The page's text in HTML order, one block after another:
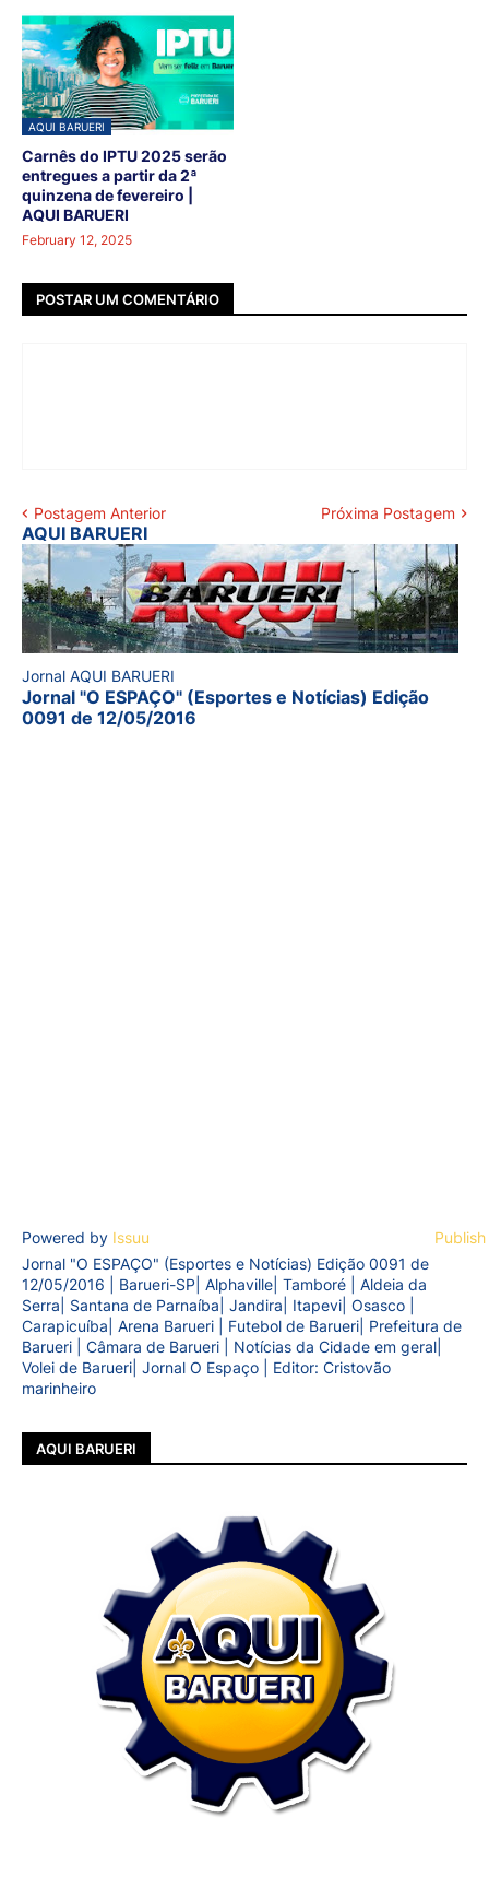
AQUI BARUERI
Carnês do IPTU 2025 serão
entregues a partir da 2ª
quinzena de fevereiro |
AQUI BARUERI
February 12, 2025
POSTAR UM COMENTÁRIO
Postagem Anterior Próxima Postagem
AQUI BARUERI
Jornal AQUI BARUERI
Jornal "O ESPAÇO" (Esportes e Notícias) Edição
0091 de 12/05/2016
Powered by Issuu
Jornal "O ESPAÇO" (Esportes e Notícias) Edição 0091 de
12/05/2016 | Barueri-SP| Alphaville| Tamboré | Aldeia da
Serra| Santana de Parnaíba| Jandira| Itapevi| Osasco |
Carapicuíba| Arena Barueri | Futebol de Barueri| Prefeitura de
Barueri | Câmara de Barueri | Notícias da Cidade em geral|
Volei de Barueri| Jornal O Espaço | Editor: Cristovão
marinheiro
AQUI BARUERI